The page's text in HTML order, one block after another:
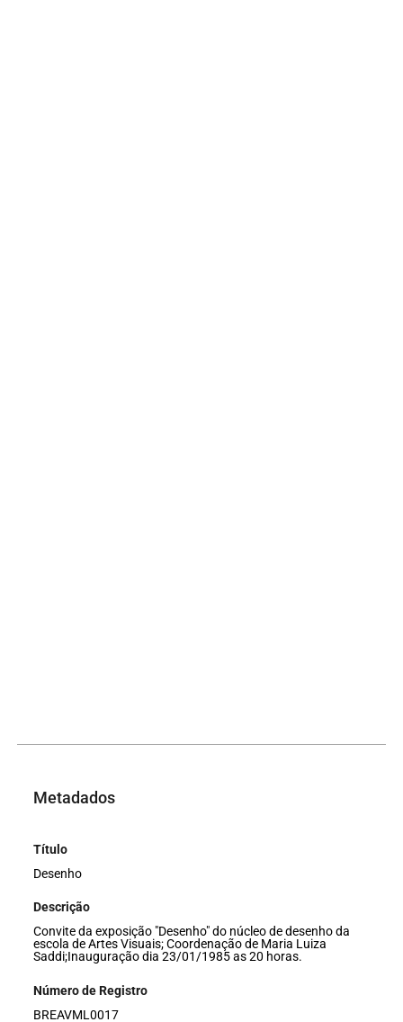
Metadados
Título
Desenho
Descrição
Convite da exposição "Desenho" do núcleo de desenho da
escola de Artes Visuais; Coordenação de Maria Luiza
Saddi;Inauguração dia 23/01/1985 as 20 horas.
Número de Registro
BREAVML0017